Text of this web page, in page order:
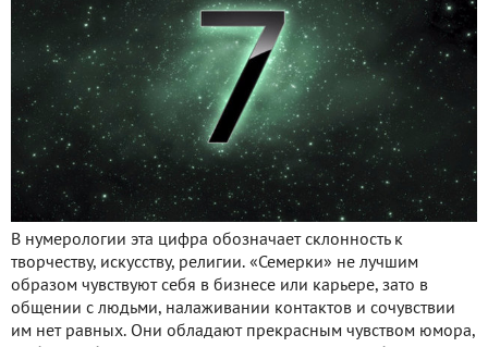
В нумерологии эта цифра обозначает склонность к
творчеству, искусству, религии. «Семерки» не лучшим
образом чувствуют себя в бизнесе или карьере, зато в
общении с людьми, налаживании контактов и сочувствии
им нет равных. Они обладают прекрасным чувством юмора,